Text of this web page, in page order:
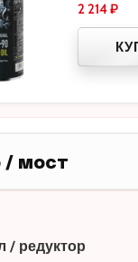
2 214₽
/ мост
редуктор